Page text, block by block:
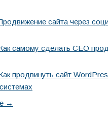
сайта через
самому сделать СЕО
продвинуть сайт
→